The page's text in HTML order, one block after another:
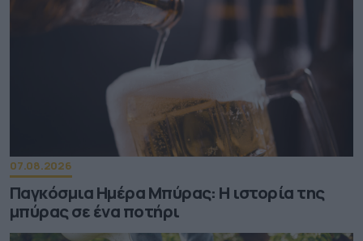
07.08.2026
Παγκόσμια Ημέρα Μπύρας: Η ιστορία της
μπύρας σε ένα ποτήρι